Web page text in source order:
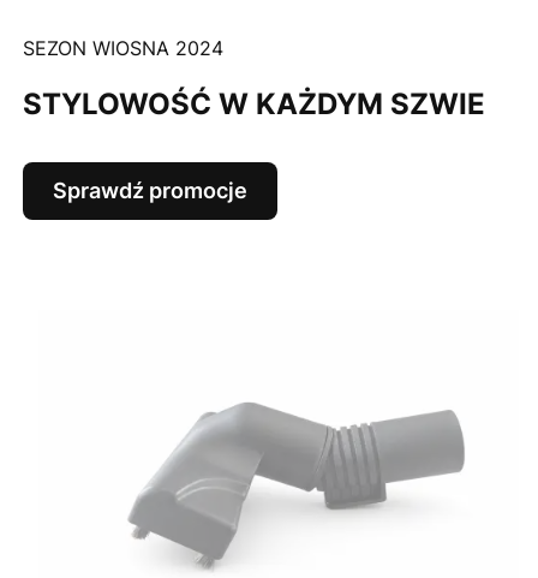
SEZON WIOSNA 2024
STYLOWOŚĆ W KAŻDYM SZWIE
Sprawdź promocje